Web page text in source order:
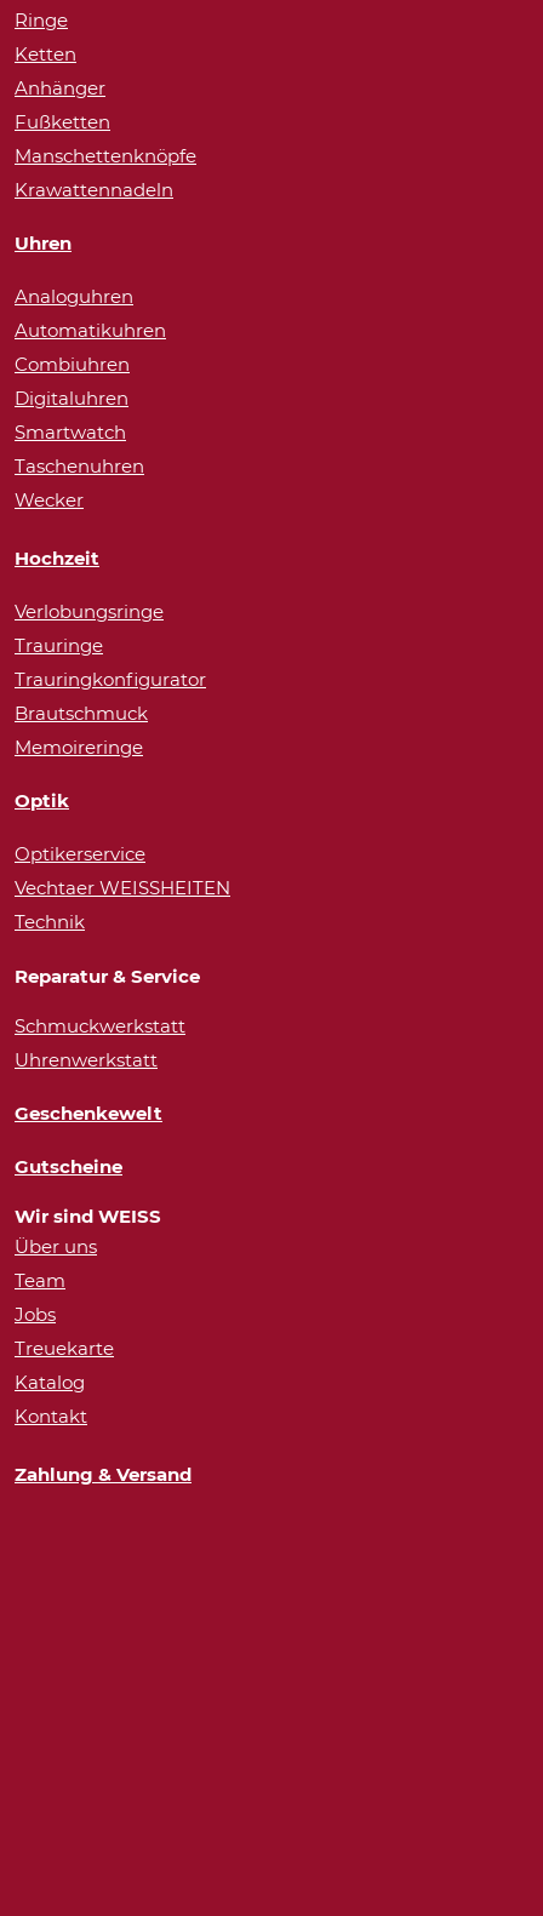
Ringe
Ketten
Anhänger
Fußketten
Manschettenknöpfe
Krawattennadeln
Uhren
Analoguhren
Automatikuhren
Combiuhren
Digitaluhren
Smartwatch
Taschenuhren
Wecker
Hochzeit
Verlobungsringe
Trauringe
Trauringkonfigurator
Brautschmuck
Memoireringe
Optik
Optikerservice
Vechtaer WEISSHEITEN
Technik
Reparatur & Service
Schmuckwerkstatt
Uhrenwerkstatt
Geschenkewelt
Gutscheine
Wir sind WEISS
Über uns
Team
Jobs
Treuekarte
Katalog
Kontakt
Zahlung & Versand